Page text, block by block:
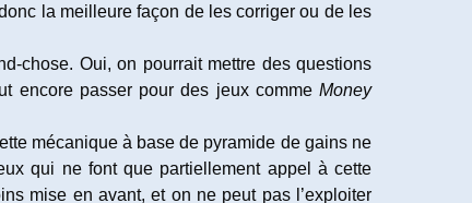
la meilleure façon de les corriger ou de les
chose. Oui, on pourrait mettre des questions
encore passer pour des jeux comme Money
mécanique à base de pyramide de gains ne
qui ne font que partiellement appel à cette
mise en avant, et on ne peut pas l’exploiter